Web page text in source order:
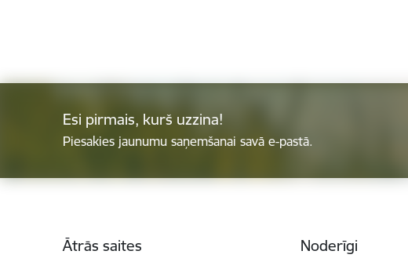
Esi pirmais, kurš uzzina!
Piesakies jaunumu saņemšanai savā e-pastā.
Ātrās saites Noderīgi